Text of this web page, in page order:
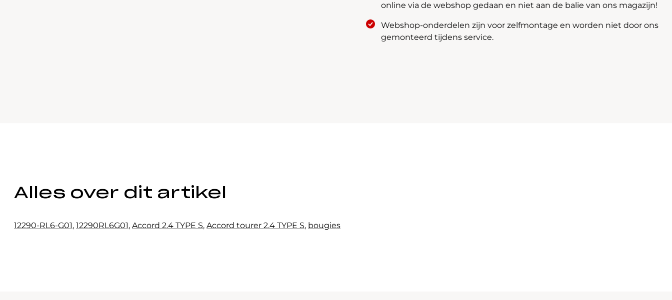
online via de webshop gedaan en niet aan de balie van ons magazijn!
Webshop-onderdelen zijn voor zelfmontage en worden niet door ons
gemonteerd tijdens service.
Alles over dit artikel
12290-RL6-G01, 12290RL6G01, Accord 2.4 TYPE S, Accord tourer 2.4 TYPE S, bougies